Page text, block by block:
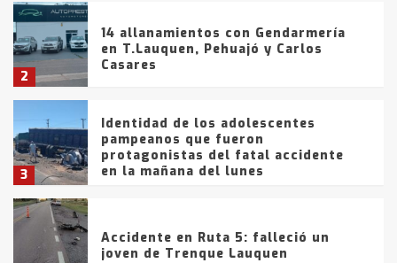
2
14 allanamientos con Gendarmería
en T.Lauquen, Pehuajó y Carlos
Casares
3
Identidad de los adolescentes
pampeanos que fueron
protagonistas del fatal accidente
en la mañana del lunes
Accidente en Ruta 5: falleció un
joven de Trenque Lauquen